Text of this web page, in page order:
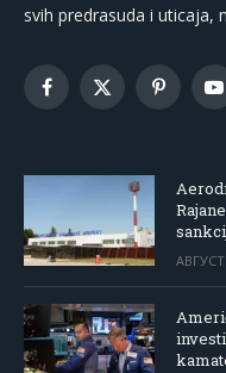
svih predrasuda i uticaja,
Facebook
X
Pinterest
АВГУСТ